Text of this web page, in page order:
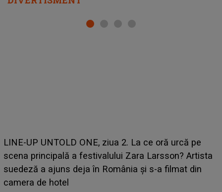
Ce a dezvăluit noua concurentă din "Casa Iubirii" l-a
luat prin surprindere pe Emanuel. CINE ESTE
BĂIATUL VIZAT de Alexandra?! Aflându-se în fața
faptului împlinit, A RECUNOSCUT IMEDIAT: "Am